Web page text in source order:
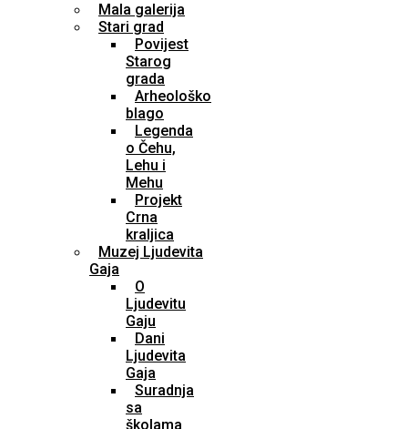
Mala galerija
Stari grad
Povijest
Starog
grada
Arheološko
blago
Legenda
o Čehu,
Lehu i
Mehu
Projekt
Crna
kraljica
Muzej Ljudevita
Gaja
O
Ljudevitu
Gaju
Dani
Ljudevita
Gaja
Suradnja
sa
školama